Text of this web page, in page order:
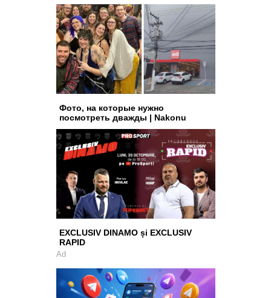
Фото, на которые нужно
посмотреть дважды | Nakonu
EXCLUSIV DINAMO și EXCLUSIV
RAPID
Ad